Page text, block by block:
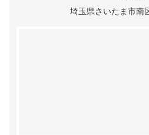
埼玉県さいたま市南